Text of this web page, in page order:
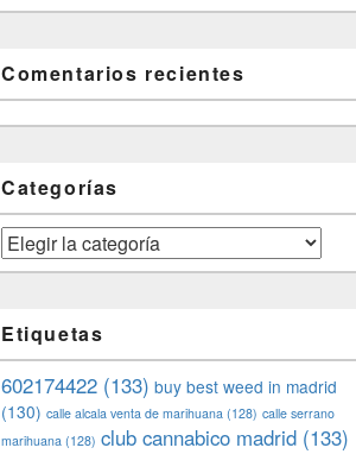
Comentarios recientes
Categorías
Categorías
Etiquetas
602174422 (133) buy best weed in madrid
(130) calle alcala venta de marihuana (128) calle serrano
marihuana (128) club cannabico madrid (133)